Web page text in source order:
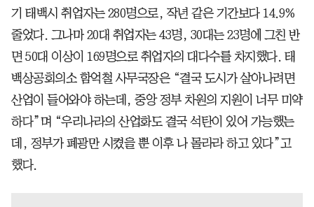
기 태백시 취업자는 280명으로, 작년 같은 기간보다 14.9%
줄었다. 그나마 20대 취업자는 43명, 30대는 23명에 그친 반
면 50대 이상이 169명으로 취업자의 대다수를 차지했다. 태
백상공회의소 함억철 사무국장은 “결국 도시가 살아나려면
산업이 들어와야 하는데, 중앙 정부 차원의 지원이 너무 미약
하다”며 “우리나라의 산업화도 결국 석탄이 있어 가능했는
데, 정부가 폐광만 시켰을 뿐 이후 나 몰라라 하고 있다”고
했다.